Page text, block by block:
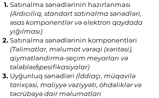
Satınalma sənədlərinin hazırlanması
(Ardıcıllıq, standart satınalma sənədləri,
əsas komponentlər və elektron qaydada
yığılması)
Satınalma sənədlərinin komponentləri
(Təlimatlar, məlumat vərəqi (xəritəsi),
qiymətləndirmə-seçim meyarları və
tələblər/spesifikasiyalar)
Uyğunluq sənədləri (İddiaçı, müqavilə
tarixçəsi, maliyyə vəziyyəti, öhdəliklər və
təcrübəyə dair məlumatları